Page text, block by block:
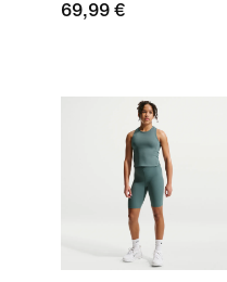
69,99 €